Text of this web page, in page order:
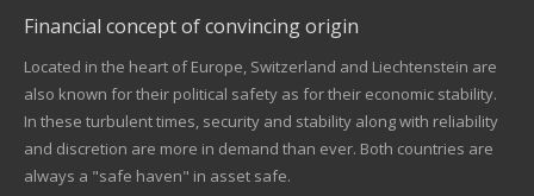
Financial concept of convincing origin
Located in the heart of Europe, Switzerland and Liechtenstein are
also known for their political safety as for their economic stability.
In these turbulent times, security and stability along with reliability
and discretion are more in demand than ever. Both countries are
always a "safe haven" in asset safe.
Kundenbewertungen und Erfahrungen zu
EM Global Service AG